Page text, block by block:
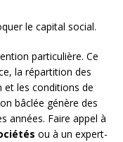
le capital social.
particulière. Ce
la répartition des
et les conditions de
bâclée génère des
années. Faire appel à
ou à un expert-